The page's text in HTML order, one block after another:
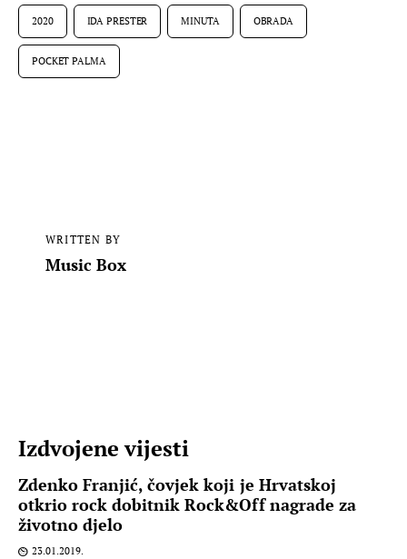
2020 IDA PRESTER MINUTA OBRADA
POCKET PALMA
WRITTEN BY
Music Box
Izdvojene vijesti
Zdenko Franjić, čovjek koji je Hrvatskoj
otkrio rock dobitnik Rock&Off nagrade za
životno djelo
23.01.2019.